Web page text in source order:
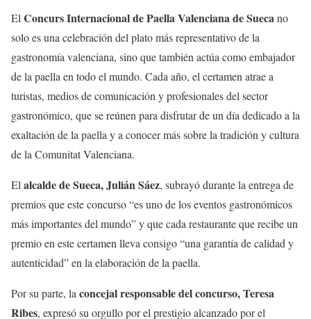
El Concurs Internacional de Paella Valenciana de Suecano
solo es una celebración del plato más representativo de la
gastronomía valenciana, sino que también actúa como embajador
de la paella en todo el mundo. Cada año, el certamen atrae a
turistas, medios de comunicación y profesionales del sector
gastronómico, que se reúnen para disfrutar de un día dedicado a la
exaltación de la paella y a conocer más sobre la tradición y cultura
de la Comunitat Valenciana.
El alcalde de Sueca, Julián Sáez, subrayó durante la entrega de
premios que este concurso “es uno de los eventos gastronómicos
más importantes del mundo” y que cada restaurante que recibe un
premio en este certamen lleva consigo “una garantía de calidad y
autenticidad” en la elaboración de la paella.
Por su parte, la concejal responsable del concurso, Teresa
Ribes, expresó su orgullo por el prestigio alcanzado por el